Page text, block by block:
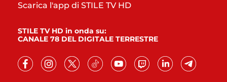
Scarica l'app di STILE TV HD
STILE TV HD in onda su:
CANALE 78 DEL DIGITALE TERRESTRE